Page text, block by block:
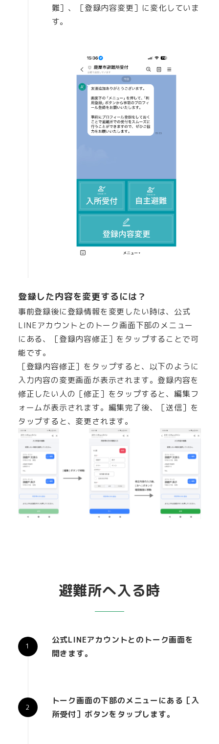
難］、［登録内容変更］に変化していま
す。
登録した内容を変更するには？
事前登録後に登録情報を変更したい時は、公式
LINEアカウントとのトーク画面下部のメニュー
にある、［登録内容修正］をタップすることで可
能です。
［登録内容修正］をタップすると、以下のように
入力内容の変更画面が表示されます。登録内容を
修正したい人の［修正］をタップすると、編集フ
ォームが表示されます。編集完了後、［送信］を
タップすると、変更されます。
避難所へ入る時
公式LINEアカウントとのトーク画面を
開きます。
トーク画面の下部のメニューにある［入
所受付］ボタンをタップします。